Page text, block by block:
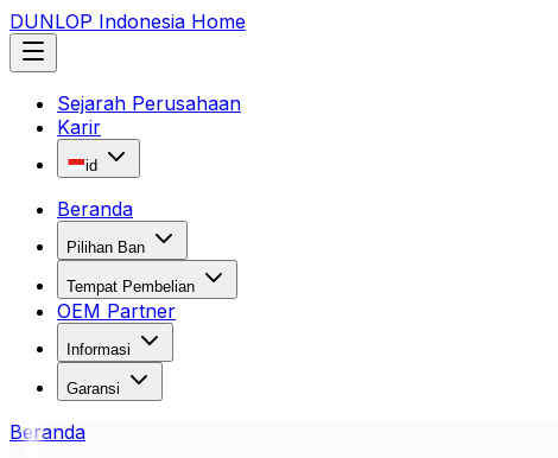
DUNLOP Indonesia Home
Sejarah Perusahaan
Karir
id
Beranda
Pilihan Ban
Tempat Pembelian
OEM Partner
Informasi
Garansi
Beranda